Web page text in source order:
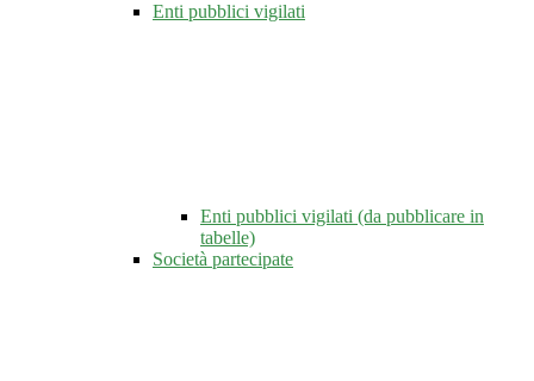
Enti pubblici vigilati
Enti pubblici vigilati (da pubblicare in
tabelle)
Società partecipate